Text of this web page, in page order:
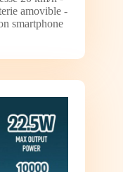
amovible -
smartphone